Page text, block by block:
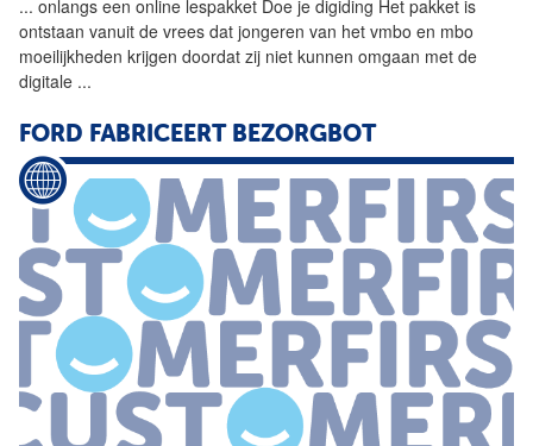
... onlangs een online lespakket Doe je digiding Het pakket is
ontstaan vanuit de vrees dat jongeren van het vmbo en mbo
moeilijkheden krijgen doordat zij niet kunnen omgaan met de
digitale ...
FORD FABRICEERT BEZORGBOT